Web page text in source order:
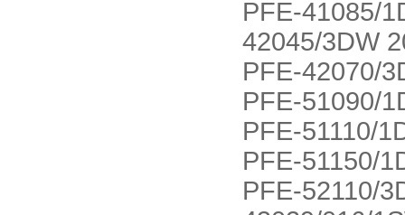
PFE-41085/
42045/3DW
PFE-42070/
PFE-51090/
PFE-51110/
PFE-51150/
PFE-52110/